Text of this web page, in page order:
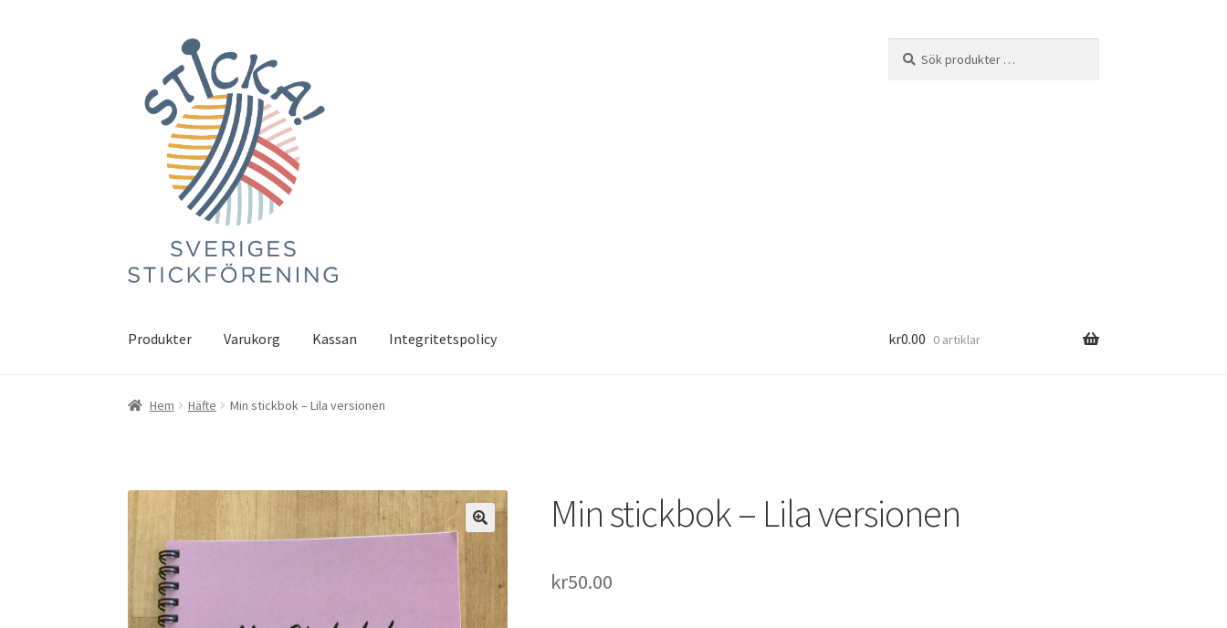
navigering
innehåll
efter:
Produkter Varukorg Kassan Integritetspolicy
Hem Integritetspolicy Kassan Mitt konto
kr0.00 0 artiklar
Hem Häfte Min stickbok – Lila versionen
Min stickbok – Lila versionen
kr50.00